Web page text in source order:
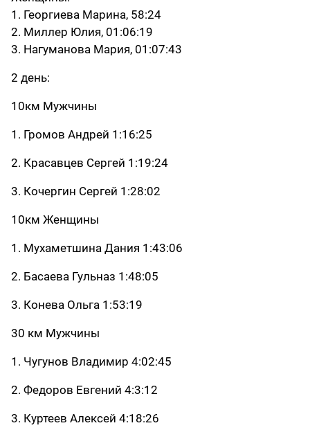
1. Георгиева Марина, 58:24
2. Миллер Юлия, 01:06:19
3. Нагуманова Мария, 01:07:43
2 день:
10км Мужчины
1. Громов Андрей 1:16:25
2. Красавцев Сергей 1:19:24
3. Кочергин Сергей 1:28:02
10км Женщины
1. Мухаметшина Дания 1:43:06
2. Басаева Гульназ 1:48:05
3. Конева Ольга 1:53:19
30 км Мужчины
1. Чугунов Владимир 4:02:45
2. Федоров Евгений 4:3:12
3. Куртеев Алексей 4:18:26